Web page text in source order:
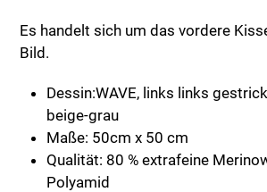
Es handelt sich um das vordere
Bild.
Dessin:WAVE, links links
beige-grau
Maße: 50cm x 50 cm
Qualität: 80 % extrafeine
Polyamid